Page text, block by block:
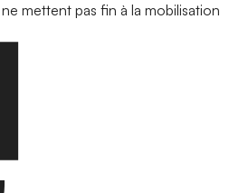
mettent pas fin à la mobilisation